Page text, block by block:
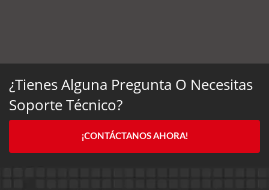
¿Tienes Alguna Pregunta O Necesitas
Soporte Técnico?
¡CONTÁCTANOS AHORA!